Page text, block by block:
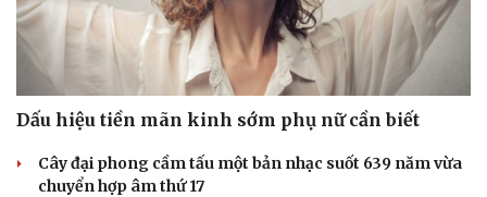
Doanh nghiệp
Công nghệ
Dấu hiệu tiền mãn kinh sớm phụ nữ cần biết
Cây đại phong cầm tấu một bản nhạc suốt 639 năm vừa
chuyển hợp âm thứ 17